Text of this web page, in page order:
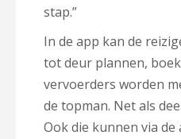
stap.”
In de app kan de
tot deur plannen,
vervoerders worden
de topman. Net als
Ook die kunnen via